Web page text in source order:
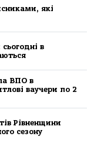
які
в
ВПО в
ваучери по 2
Рівненщини
сезону